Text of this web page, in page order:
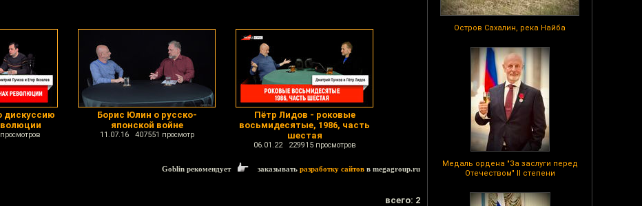
Остров Сахалин, река Найба
Медаль ордена "За заслуги перед
Отечеством" II степени
дискуссию
Борис Юлин о русско-
японской войне
11.07.16 407551 просмотр
Пётр Лидов - роковые
восьмидесятые, 1986, часть
шестая
06.01.22 229915 просмотров
Goblin рекомендует заказывать разработку сайтов в megagroup.ru
всего: 2